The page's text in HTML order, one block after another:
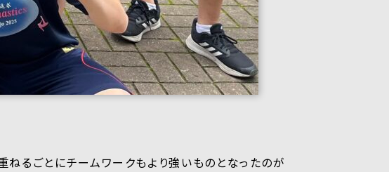
るごとにチームワークもより強いものとなったのが